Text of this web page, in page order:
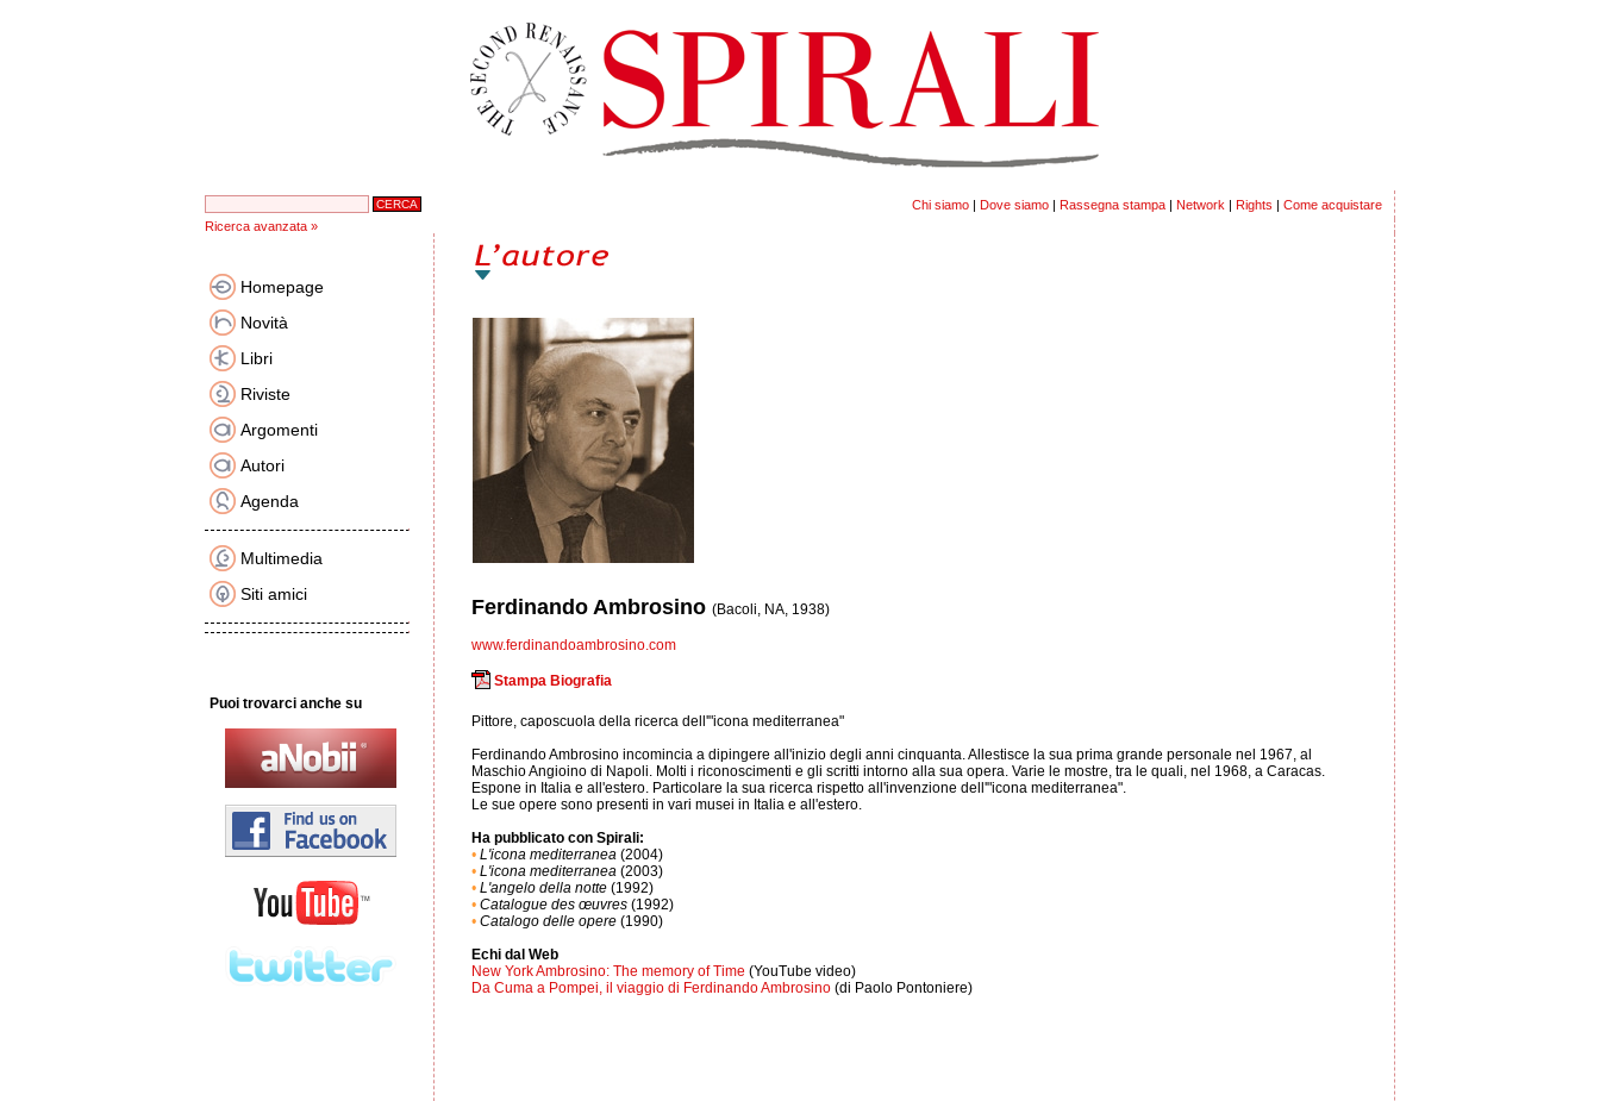
Chi siamo | Dove siamo | Rassegna stampa | Network | Rights | Come acquistare
Ricerca avanzata »
Homepage
Novità
Libri
Riviste
Argomenti
Autori
Agenda
Multimedia
Siti amici
Puoi trovarci anche su
Ferdinando Ambrosino (Bacoli, NA, 1938)
www.ferdinandoambrosino.com
Stampa Biografia
Pittore, caposcuola della ricerca dell'"icona mediterranea"
Ferdinando Ambrosino incomincia a dipingere all'inizio degli anni cinquanta. Allestisce la sua prima grande personale nel 1967, al
Maschio Angioino di Napoli. Molti i riconoscimenti e gli scritti intorno alla sua opera. Varie le mostre, tra le quali, nel 1968, a Caracas.
Espone in Italia e all'estero. Particolare la sua ricerca rispetto all'invenzione dell'"icona mediterranea".
Le sue opere sono presenti in vari musei in Italia e all'estero.
Ha pubblicato con Spirali:
• L'icona mediterranea (2004)
• L'icona mediterranea (2003)
• L'angelo della notte (1992)
• Catalogue des œuvres (1992)
• Catalogo delle opere (1990)
Echi dal Web
New York Ambrosino: The memory of Time (YouTube video)
Da Cuma a Pompei, il viaggio di Ferdinando Ambrosino (di Paolo Pontoniere)